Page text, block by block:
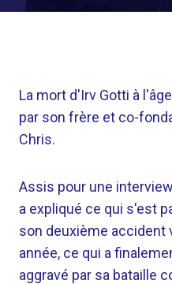
La mort d'Irv Gotti à
par son frère et co-
Chris.
Assis pour une
a expliqué ce qui s'est
son deuxième accident
année, ce qui a
aggravé par sa bataille